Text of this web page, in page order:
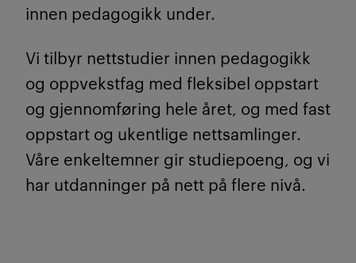
innen pedagogikk under.
Vi tilbyr nettstudier innen pedagogikk
og oppvekstfag med fleksibel oppstart
og gjennomføring hele året, og med fast
oppstart og ukentlige nettsamlinger.
Våre enkeltemner gir studiepoeng, og vi
har utdanninger på nett på flere nivå.